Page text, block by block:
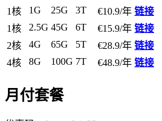
1核
1G 25G 3T €10.9/年 链接
1核
2.5G 45G 6T €15.9/年 链接
2核
4G 65G 5T €28.9/年 链接
4核
8G 100G 7T €48.9/年 链接
月付套餐